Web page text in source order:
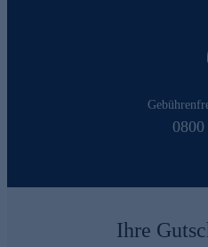
Ihre